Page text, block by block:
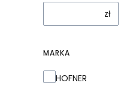
zł
MARKA
Marka
HOFNER